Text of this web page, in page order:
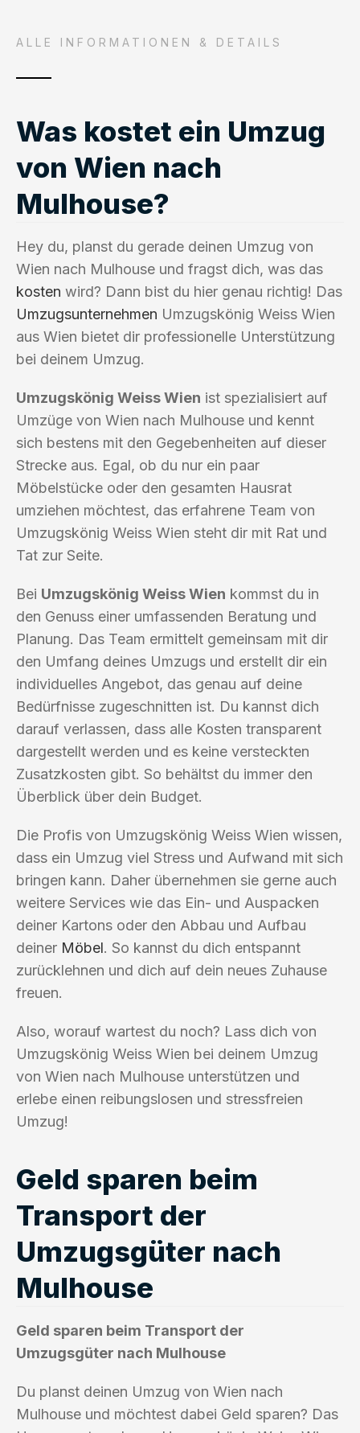
ALLE INFORMATIONEN & DETAILS
Was kostet ein Umzug
von Wien nach
Mulhouse?
Hey du, planst du gerade deinen Umzug von
Wien nach Mulhouse und fragst dich, was das
kosten wird? Dann bist du hier genau richtig! Das
Umzugsunternehmen Umzugskönig Weiss Wien
aus Wien bietet dir professionelle Unterstützung
bei deinem Umzug.
Umzugskönig Weiss Wien ist spezialisiert auf
Umzüge von Wien nach Mulhouse und kennt
sich bestens mit den Gegebenheiten auf dieser
Strecke aus. Egal, ob du nur ein paar
Möbelstücke oder den gesamten Hausrat
umziehen möchtest, das erfahrene Team von
Umzugskönig Weiss Wien steht dir mit Rat und
Tat zur Seite.
Bei Umzugskönig Weiss Wien kommst du in
den Genuss einer umfassenden Beratung und
Planung. Das Team ermittelt gemeinsam mit dir
den Umfang deines Umzugs und erstellt dir ein
individuelles Angebot, das genau auf deine
Bedürfnisse zugeschnitten ist. Du kannst dich
darauf verlassen, dass alle Kosten transparent
dargestellt werden und es keine versteckten
Zusatzkosten gibt. So behältst du immer den
Überblick über dein Budget.
Die Profis von Umzugskönig Weiss Wien wissen,
dass ein Umzug viel Stress und Aufwand mit sich
bringen kann. Daher übernehmen sie gerne auch
weitere Services wie das Ein- und Auspacken
deiner Kartons oder den Abbau und Aufbau
deiner Möbel. So kannst du dich entspannt
zurücklehnen und dich auf dein neues Zuhause
freuen.
Also, worauf wartest du noch? Lass dich von
Umzugskönig Weiss Wien bei deinem Umzug
von Wien nach Mulhouse unterstützen und
erlebe einen reibungslosen und stressfreien
Umzug!
Geld sparen beim
Transport der
Umzugsgüter nach
Mulhouse
Geld sparen beim Transport der
Umzugsgüter nach Mulhouse
Du planst deinen Umzug von Wien nach
Mulhouse und möchtest dabei Geld sparen? Das